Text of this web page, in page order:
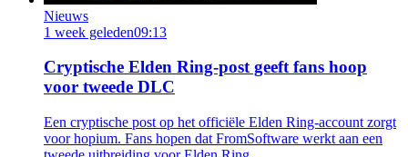
Nieuws
1 week geleden09:13
Cryptische Elden Ring-post geeft fans hoop
voor tweede DLC
Een cryptische post op het officiële Elden Ring-account zorgt
voor hopium. Fans hopen dat FromSoftware werkt aan een